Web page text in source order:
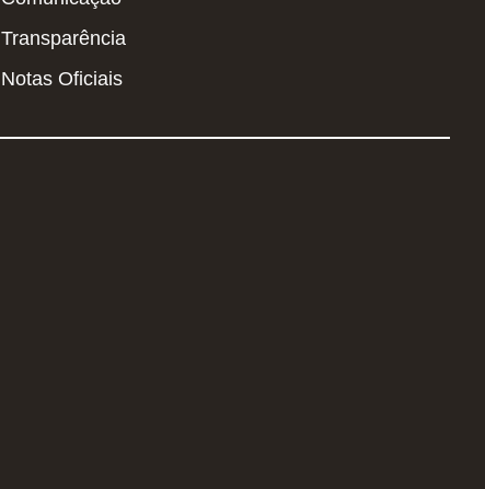
Transparência
Notas Oficiais